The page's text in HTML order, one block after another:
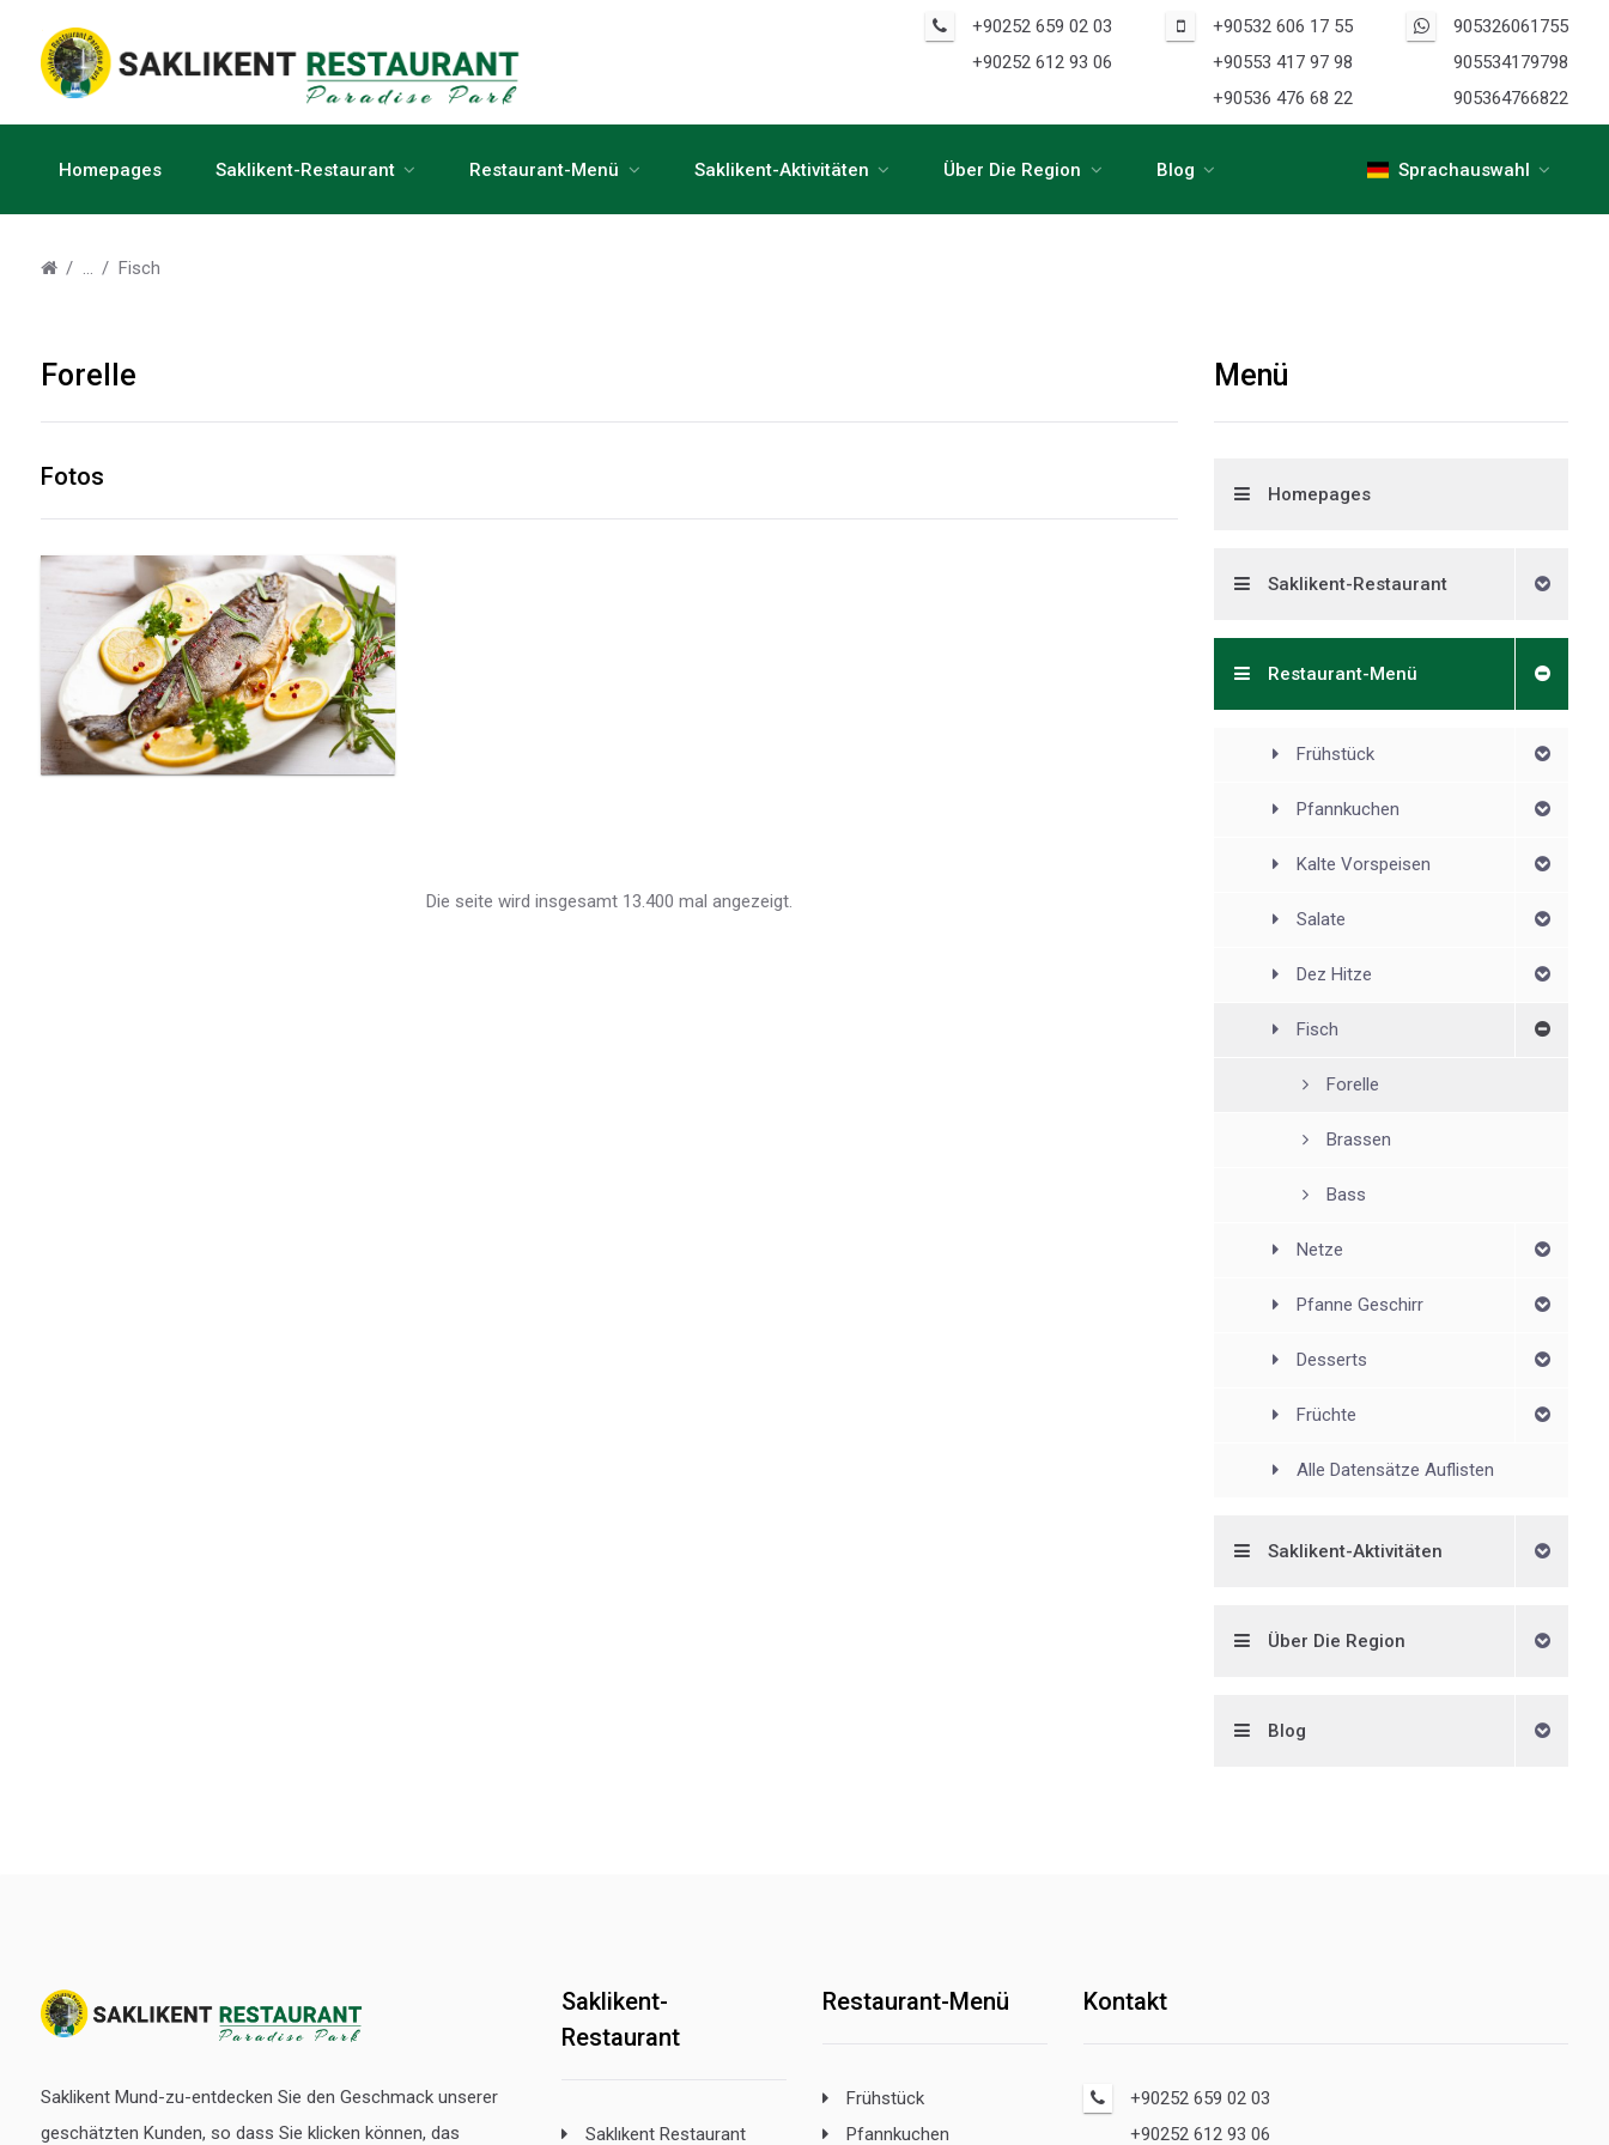
+90252 659 02 03
+90252 612 93 06
+90532 606 17 55
+90553 417 97 98
+90536 476 68 22
905326061755
905534179798
905364766822
Homepages Saklikent-Restaurant Restaurant-Menü Saklikent-Aktivitäten Über Die Region Blog Sprachauswahl
Fisch
Forelle
Fotos
Die seite wird insgesamt 13.400 mal angezeigt.
Menü
Homepages
Saklikent-Restaurant
Restaurant-Menü
Frühstück
Pfannkuchen
Kalte Vorspeisen
Salate
Dez Hitze
Fisch
Forelle
Brassen
Bass
Netze
Pfanne Geschirr
Desserts
Früchte
Alle Datensätze Auflisten
Saklikent-Aktivitäten
Über Die Region
Blog
Saklikent Mund-zu-entdecken Sie den Geschmack unserer
geschätzten Kunden, so dass Sie klicken können, das
Saklikent-
Restaurant
Saklıkent Restaurant
Restaurant-Menü
Frühstück
Pfannkuchen
Kontakt
+90252 659 02 03
+90252 612 93 06